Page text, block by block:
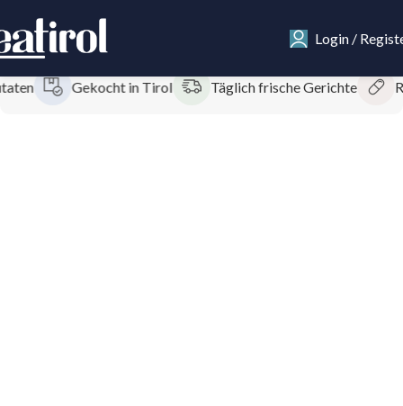
Login /
Gekocht in Tirol Täglich frische Gerichte